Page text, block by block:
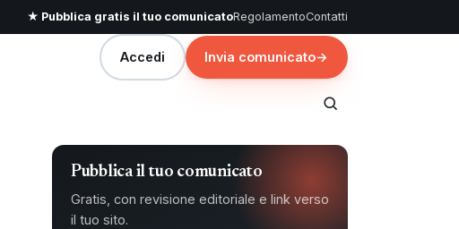
★ Pubblica gratis il tuo comunicatoRegolamentoContatti
Accedi Invia comunicato→
Pubblica il tuo comunicato
Gratis, con revisione editoriale e link verso
il tuo sito.